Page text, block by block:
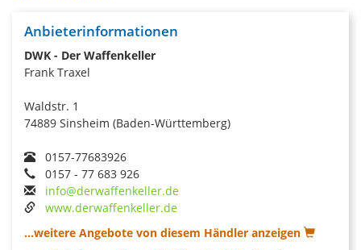
Anbieterinformationen
DWK - Der Waffenkeller
Frank Traxel
Waldstr. 1
74889 Sinsheim (Baden-Württemberg)
0157-77683926
0157 - 77 683 926
info@derwaffenkeller.de
www.derwaffenkeller.de
...weitere Angebote von diesem Händler anzeigen